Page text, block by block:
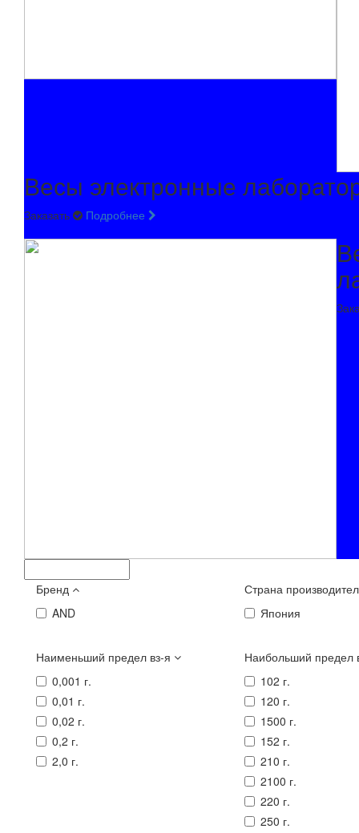
Весы электронные
Заказать Подробнее
Бренд
AND
Страна
Япония
Наименьший предел вз-я
0,001 г.
0,01 г.
0,02 г.
0,2 г.
2,0 г.
Наибольший предел
102 г.
120 г.
1500 г.
152 г.
210 г.
2100 г.
220 г.
250 г.